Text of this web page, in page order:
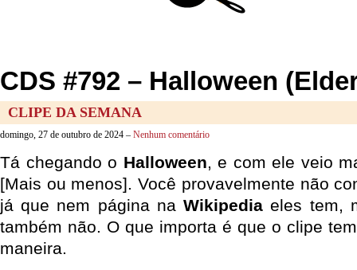
CDS #792 – Halloween
CLIPE DA SEMANA
domingo, 27 de outubro de 2024 – Nenhum comentário
Tá chegando o Halloween, e com ele veio
[Mais ou menos]. Você provavelmente não
já que nem página naWikipedia eles tem,
também não. O que importa é que o clipe
maneira.